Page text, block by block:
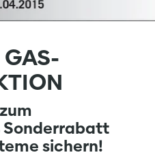
Sonderrabatt
sichern!